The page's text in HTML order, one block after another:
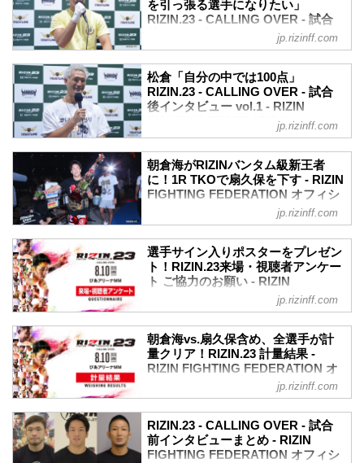
ていない方も必見だ！
第9試合／バンタム級タイトルマッチ 朝
youtu.be
第8試合／スペシャルワンマッチ 元谷友
貴 vs. 魚井フルスイング
youtu.be
第7試合／...
で第7試合から第9試合に出場した選手達
※摩嶋一整の試合後インタビューはあり
朝倉海「僕だけ攻撃を当てられて扇久保
選手が届かない距離で闘うようにしてい
た」
RIZIN.23 朝倉海 試合後インタビュー
youtu.be
——試合後の率直な感想をお聞かせくだ
さい。
本当に素直に嬉しいです。嬉しいです
し、今回は本当に連敗で負けたら終わり
を引っ張る選手になりたい」
RIZIN.23 - CALLING OVER - 試合
後インタビュー vol.2 - RIZIN
FIGHTING FEDERATION オフィシ
ャルサイト
8月10日（祝・月）ぴあアリーナMMにて
開催されたRIZIN.23 - CALLING OVER -
で第4試合から第6試合に出場した選手達
の試合後インタビューを公開！
すというのも決めていた」
RIZIN.23 原口健飛 試合後インタビュー
youtu.be
——試合後の率直な感想をお聞かせくだ
さい。
正直、楽しみよりもプレッシャーがあっ
たので、まぁホッとしてます。
——対戦を終えて、相手の印象は違いま
したか。
全部、作戦通りでした。右フックで倒す
と...
jp.rizinff.com
松倉「自分の中では100点」
RIZIN.23 - CALLING OVER - 試合
後インタビュー vol.1 - RIZIN
FIGHTING FEDERATION オフィシ
ャルサイト
8月10日（祝・月）ぴあアリーナMMにて
開催されたRIZIN.23 - CALLING OVER -
で第1試合から第3試合に出場した選手達
海人「満足できない試合をしたなという
RIZIN.23 海人 試合後インタビュー
youtu.be
——試合後の率直な感想をお聞かせくだ
なんかこう、しっくり来ないと言うか、
満足できない試合をしたなという気持ち
です。
——対戦を終えて、相手の印象は違いま
したか。
試合前の印象と想像していたのとはちょ
jp.rizinff.com
朝倉海がRIZINバンタム級新王者
に！1R TKOで扇久保を下す - RIZIN
FIGHTING FEDERATION オフィシ
RIZIN.23 - CALLING OVER - のメインイ
ベント、朝倉海と扇久保博正のRIZINバン
タム級タイトルマッチの一戦は、朝倉海
め、TKOで見事勝利し、RIZINバンタム級
新王者に輝いた！
昨年末のRIZIN.20では、マネル・ケイプ
に敗れタイトル獲得を逃したが、マネル
のベルト返上により再びタイトルマッチ
のチャンスを得ることが出来た海。今回
のタイトルマッチについて試合前に「今
回負けたら終わりだと思ってい...
jp.rizinff.com
選手サイン入りポスターをプレゼン
ト！RIZIN.23来場・視聴者アンケー
ト ご協力のお願い - RIZIN
FIGHTING FEDERATION オフィシ
ャルサイト
8月10日（祝・月）ぴあアリーナMMにて
開催されたRIZIN.23 - CALLING OVER -
へ、沢山のご来場、並びにご視聴いただ
き、誠にありがとうございました。本大
会をご来場・ご視聴された皆さまへ簡単
なアンケートを実施しております。
アンケートをご記入いただいた方の中か
ら抽選で3名様に、RIZIN.23 - CALLING
OVER - 選手サイン入りポスターをプレ
jp.rizinff.com
朝倉海vs.扇久保含め、全選手が計
量クリア！RIZIN.23 計量結果 -
RIZIN FIGHTING FEDERATION オ
開催されるRIZIN.23 - CALLING OVER -
の前日計量が行われた。
RIZINバンタム級タイトルマッチを控えた
jp.rizinff.com
RIZIN.23 - CALLING OVER - 試合
前インタビューまとめ - RIZIN
FIGHTING FEDERATION オフィシ